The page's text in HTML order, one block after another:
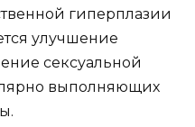
гиперплазии
улучшение
сексуальной
выполняющих